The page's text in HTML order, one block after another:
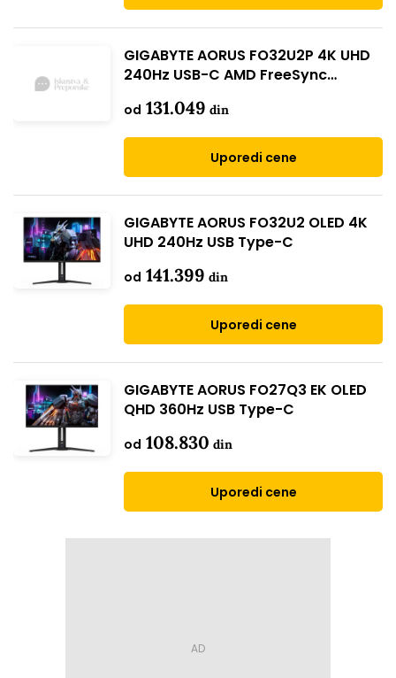
GIGABYTE AORUS FO32U2P 4K UHD
240Hz USB-C AMD FreeSync
od 131.049 din
Uporedi cene
GIGABYTE AORUS FO32U2 OLED 4K
UHD 240Hz USB Type-C
od 141.399 din
Uporedi cene
GIGABYTE AORUS FO27Q3 EK OLED
QHD 360Hz USB Type-C
od 108.830 din
Uporedi cene